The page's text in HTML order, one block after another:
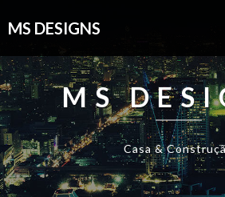
MS DESIGNS
MS
Casa &